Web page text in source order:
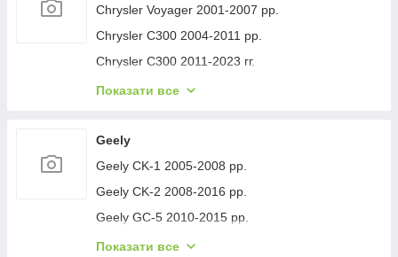
Buick Enclave 2007-2012 рр.
Chrysler Voyager 2001-2007 рр.
Chrysler C300 2004-2011 рр.
Chrysler C300 2011-2023 гг.
Chrysler Voyager 1996-2001 рр.
Chrysler 200 II 2014-2017 рр.
Показати все
Geely
Geely CK-1 2005-2008 рр.
Geely CK-2 2008-2016 рр.
Geely GC-5 2010-2015 рр.
Geely GC-6 2014-2020 рр.
Показати все